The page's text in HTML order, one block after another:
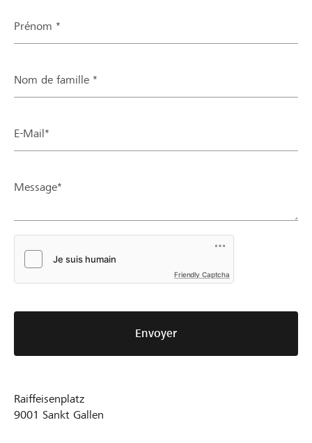
Prénom *
Nom de famille *
E-Mail*
Message*
Friendly Captcha
Envoyer
Raiffeisenplatz
9001 Sankt Gallen